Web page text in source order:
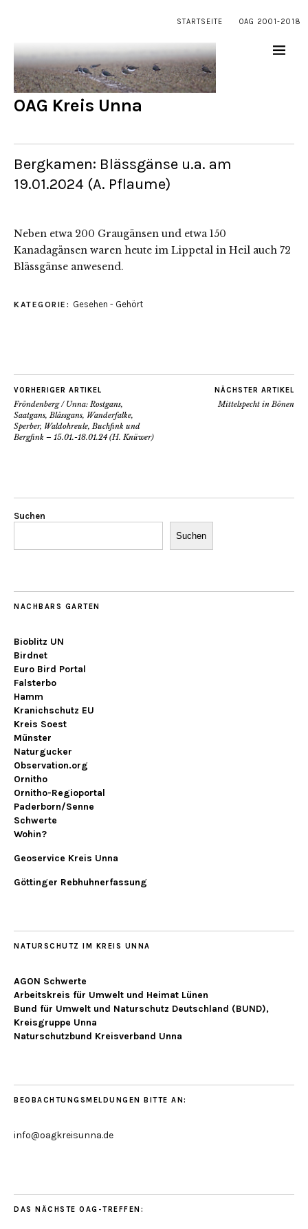
STARTSEITE OAG 2001-2018
OAG Kreis Unna
Bergkamen: Blässgänse u.a. am
19.01.2024 (A. Pflaume)
Neben etwa 200 Graugänsen und etwa 150
Kanadagänsen waren heute im Lippetal in Heil auch 72
Blässgänse anwesend.
KATEGORIE: Gesehen - Gehört
VORHERIGER ARTIKEL
Fröndenberg / Unna: Rostgans,
Saatgans, Blässgans, Wanderfalke,
Sperber, Waldohreule, Buchfink und
Bergfink – 15.01.-18.01.24 (H. Knüwer)
NÄCHSTER ARTIKEL
Mittelspecht in Bönen
Suchen
Suchen
NACHBARS GARTEN
Bioblitz UN
Birdnet
Euro Bird Portal
Falsterbo
Hamm
Kranichschutz EU
Kreis Soest
Münster
Naturgucker
Observation.org
Ornitho
Ornitho-Regioportal
Paderborn/Senne
Schwerte
Wohin?
Geoservice Kreis Unna
Göttinger Rebhuhnerfassung
NATURSCHUTZ IM KREIS UNNA
AGON Schwerte
Arbeitskreis für Umwelt und Heimat Lünen
Bund für Umwelt und Naturschutz Deutschland (BUND),
Kreisgruppe Unna
Naturschutzbund Kreisverband Unna
BEOBACHTUNGSMELDUNGEN BITTE AN:
info@oagkreisunna.de
DAS NÄCHSTE OAG-TREFFEN: